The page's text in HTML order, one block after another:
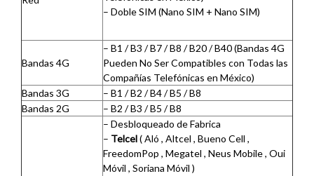
– Doble SIM (Nano SIM + Nano SIM)
Bandas 4G
– B1 / B3 / B7 / B8 / B20 / B40 (Bandas 4G
Pueden No Ser Compatibles con Todas las
Compañías Telefónicas en México)
Bandas 3G
– B1 / B2 / B4 / B5 / B8
Bandas 2G
– B2 / B3 / B5 / B8
– Desbloqueado de Fabrica
– Telcel( Aló , Altcel , Bueno Cell ,
FreedomPop , Megatel , Neus Mobile , Oui
Móvil , Soriana Móvil )